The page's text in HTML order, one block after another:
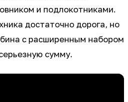
и подлокотниками.
достаточно дорога, но
с расширенным набором
сумму.